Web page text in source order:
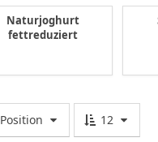
Naturjoghurt
fettreduziert
Position 12